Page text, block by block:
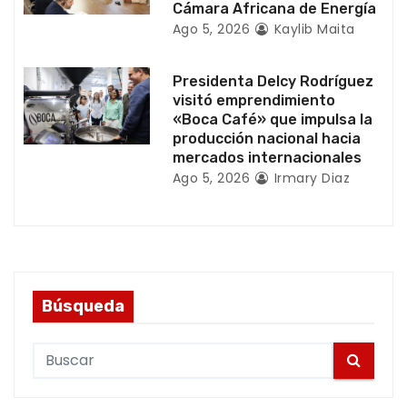
a
d
a
s
Cámara Africana de Energía
Ago 5, 2026 Kaylib Maita
Presidenta Delcy Rodríguez
visitó emprendimiento
«Boca Café» que impulsa la
producción nacional hacia
mercados internacionales
Ago 5, 2026 Irmary Diaz
Búsqueda